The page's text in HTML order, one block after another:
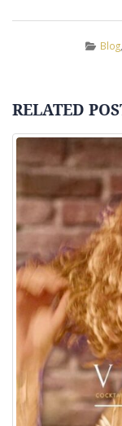
Blog,
RELATED